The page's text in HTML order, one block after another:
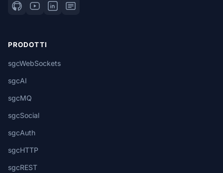
PRODOTTI
sgcWebSockets
sgcAI
sgcMQ
sgcSocial
sgcAuth
sgcHTTP
sgcREST